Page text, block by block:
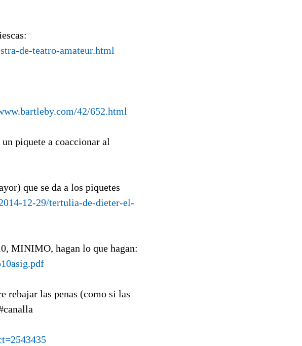
de-teatro-amateur.html
42/652.html
piquete a coaccionar al
que se da a los piquetes
12-29/tertulia-de-dieter-el-
MINIMO, hagan lo que hagan:
rebajar las penas (como si las